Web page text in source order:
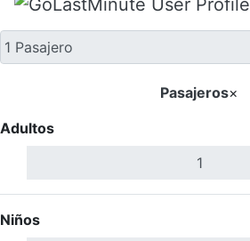
Pasajeros×
Adultos
Niños